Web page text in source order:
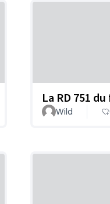
La RD 751
Wild